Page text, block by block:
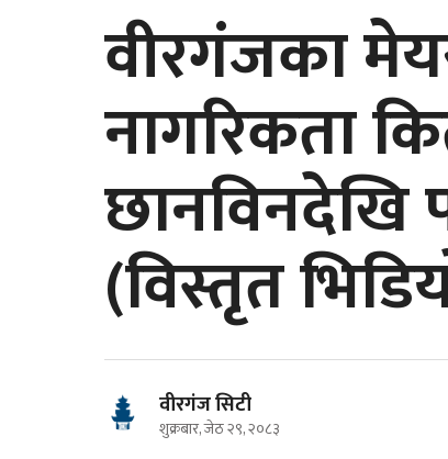
वीरगंजका
नागरिकता
छानविनदेखि
(विस्तृत
वीरगंज सिटी
शुक्रबार, जेठ २९, २०८३